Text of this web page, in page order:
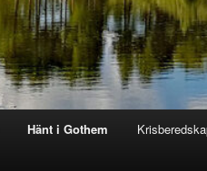
Hänt i Gothem